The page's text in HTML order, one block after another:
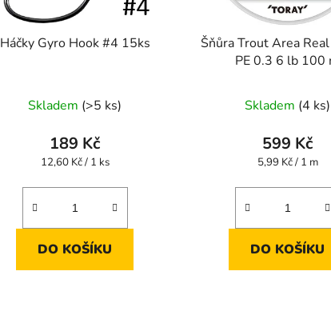
Háčky Gyro Hook #4 15ks
Skladem (>5 ks)
189 Kč
Měrná
12,60 Kč / 1 ks
DO KOŠÍKU
Šňůra Trout Area
PE 0.3 6 lb 100
Skladem (4 ks)
599 Kč
Měrná
5,99 Kč / 1 m
DO KOŠÍKU